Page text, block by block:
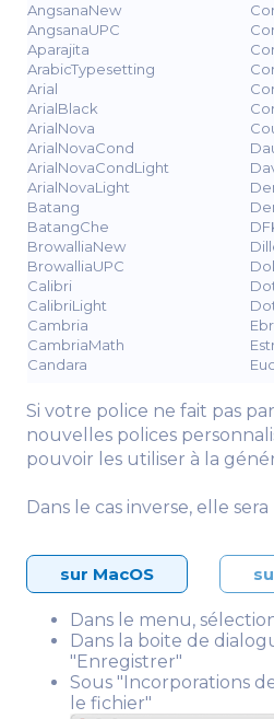
AngsanaNew
AngsanaUPC
Aparajita
ArabicTypesetting
Arial
ArialBlack
ArialNova
ArialNovaCond
ArialNovaCondLight
ArialNovaLight
Batang
BatangChe
BrowalliaNew
BrowalliaUPC
Calibri
CalibriLight
Cambria
CambriaMath
Candara
Si votre police ne fait pas
nouvelles polices
pouvoir les utiliser à la
Dans le cas inverse, elle
sur MacOS
Dans le menu,
Dans la boite de
"Enregistrer"
Sous "Incorporations
le fichier"